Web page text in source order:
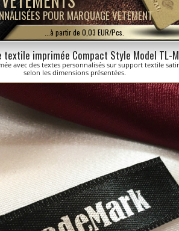
POUR MARQUAGE VETEMENT
...à partir de 0,03 EUR/Pcs.
textile imprimée Compact Style Model TL-
avec des textes personnalisés sur support textile
selon les dimensions présentées.